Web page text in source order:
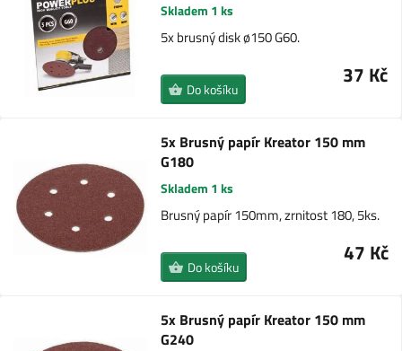
Skladem 1 ks
5x brusný disk ø150 G60.
37 Kč
Do košíku
5x Brusný papír Kreator 150 mm
G180
Skladem 1 ks
Brusný papír 150mm, zrnitost 180, 5ks.
47 Kč
Do košíku
5x Brusný papír Kreator 150 mm
G240